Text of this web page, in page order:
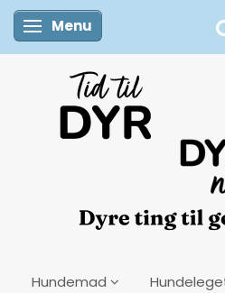
Skifte navigation
Menu
Hundemad